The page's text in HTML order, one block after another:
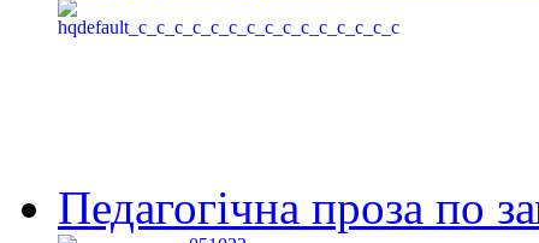
Педагогічна проза по